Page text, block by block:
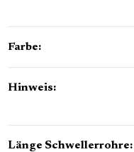
Farbe:
Hinweis:
Länge Schwellerrohre: